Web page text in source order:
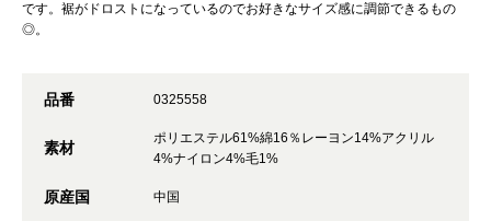
です。裾がドロストになっているのでお好きなサイズ感に調節できるもの
◎。
品番 0325558
素材
ポリエステル61%綿16％レーヨン14%アクリル
4%ナイロン4%毛1%
原産国 中国